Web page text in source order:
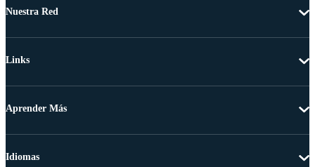
Nuestra Red
Links
Aprender Más
Idiomas